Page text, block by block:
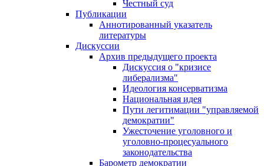
Честный суд
Публикации
Аннотированный указатель
литературы
Дискуссии
Архив предыдущего проекта
Дискуссия о "кризисе
либерализма"
Идеология консерватизма
Национальная идея
Пути легитимации "управляемой
демократии"
Ужесточение уголовного и
уголовно-процесуального
законодательства
Барометр демократии